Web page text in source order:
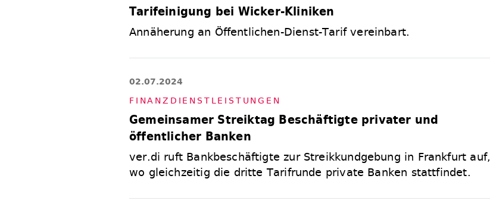
Tarifeinigung bei Wicker-Kliniken
Annäherung an Öffentlichen-Dienst-Tarif vereinbart.
02.07.2024
FI­NANZ­DIENST­LEIS­TUN­GEN
Gemeinsamer Streiktag Beschäftigte privater und
öffentlicher Banken
ver.di ruft Bankbeschäftigte zur Streikkundgebung in Frankfurt auf,
wo gleichzeitig die dritte Tarifrunde private Banken stattfindet.